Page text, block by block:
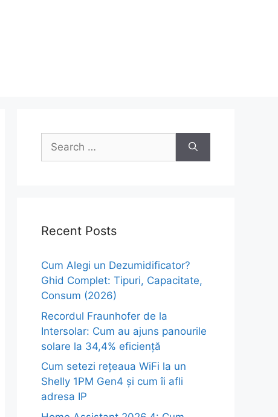
Search
for:
Recent Posts
Cum Alegi un Dezumidificator?
Ghid Complet: Tipuri, Capacitate,
Consum (2026)
Recordul Fraunhofer de la
Intersolar: Cum au ajuns panourile
solare la 34,4% eficiență
Cum setezi rețeaua WiFi la un
Shelly 1PM Gen4 și cum îi afli
adresa IP